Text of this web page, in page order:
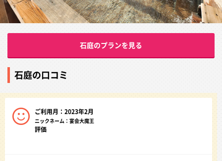
石庭のプランを見る
石庭の口コミ
ご利用月：2023年2月
ニックネーム：宴会大魔王
評価